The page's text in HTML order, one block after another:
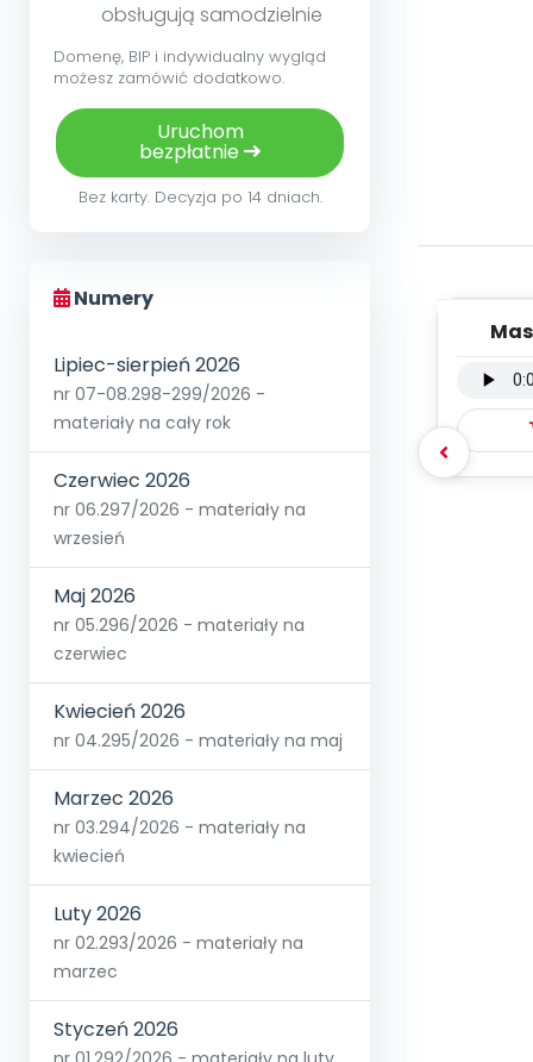
obsługują samodzielnie
Domenę, BIP i indywidualny wygląd
możesz zamówić dodatkowo.
Uruchom
bezpłatnie
Bez karty. Decyzja po 14 dniach.
Numery
Lipiec-sierpień 2026
nr 07-08.298-299/2026 -
materiały na cały rok
Czerwiec 2026
nr 06.297/2026 - materiały na
wrzesień
Maj 2026
nr 05.296/2026 - materiały na
czerwiec
Kwiecień 2026
nr 04.295/2026 - materiały na maj
Marzec 2026
nr 03.294/2026 - materiały na
kwiecień
Luty 2026
nr 02.293/2026 - materiały na
marzec
Styczeń 2026